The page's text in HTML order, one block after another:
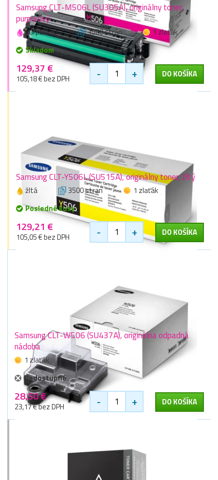
Samsung CLT-M506L (SU305A), originálny toner,
purpurový
purpurová 3500 stran
1 zlaťák
Skladom
129,37 €
105,18 € bez DPH - + DO KOŠÍKA
Samsung CLT-Y506L (SU515A), originálny toner, žltý
žltá 3500 stran
1 zlaťák
Posledné kusy
129,21 €
105,05 € bez DPH - + DO KOŠÍKA
Samsung CLT-W506 (SU437A), originálna odpadná
nádoba
1 zlaťák
Nedostupné
28,50 €
23,17 € bez DPH - + DO KOŠÍKA